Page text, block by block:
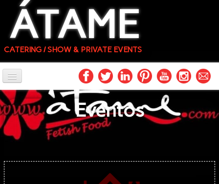
ÁTAME
CATERING / SHOW & PRIVATE EVENTS
INICIO
FOTOS
FÓRMULAS
Eventos